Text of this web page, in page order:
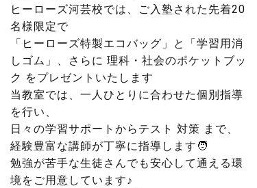
ヒーローズ河芸校では、ご入塾された先着20
名様限定で
「ヒーローズ特製エコバッグ」と「学習用消
しゴム」、さらに 理科・社会のポケットブッ
ク をプレゼントいたします️
当教室では、一人ひとりに合わせた個別指導
を行い、
日々の学習サポートからテスト 対策 まで、
経験豊富な講師が丁寧に指導します🧑‍
勉強が苦手な生徒さんでも安心して通える環
境をご用意しています♪